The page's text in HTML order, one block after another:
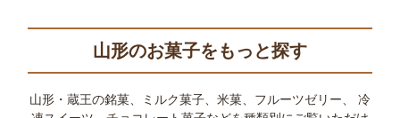
山形のお菓子をもっと探す
山形・蔵王の銘菓、ミルク菓子、米菓、フルーツゼリー、 冷